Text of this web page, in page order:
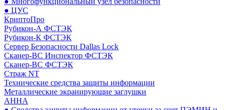
● ЦУС
КриптоПро
Рубикон-А ФСТЭК
Рубикон-К ФСТЭК
Сервер Безопасности Dallas Lock
Сканер-ВС Инспектор ФСТЭК
Сканер-ВС ФСТЭК
Страж NT
Технические средства защиты информации
Металлические экранирующие заглушки
АННА